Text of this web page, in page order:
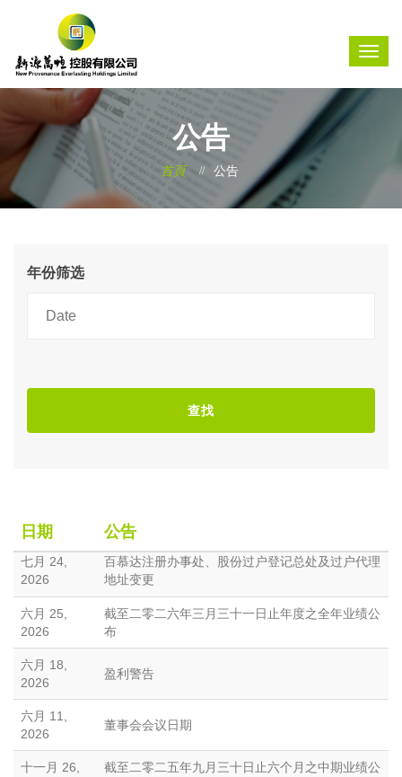
公告
首頁 公告
年份筛选
查找
日期 公告
七月 24,
2026
百慕达注册办事处、股份过户登记总处及过户代理
地址变更
六月 25,
2026
截至二零二六年三月三十一日止年度之全年业绩公
布
六月 18,
2026
盈利警告
六月 11,
2026
董事会会议日期
十一月 26,
截至二零二五年九月三十日止六个月之中期业绩公